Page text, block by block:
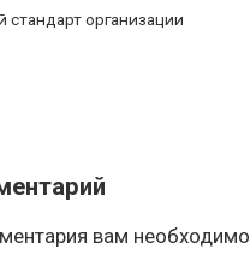
стандарт организации
вам необходимо